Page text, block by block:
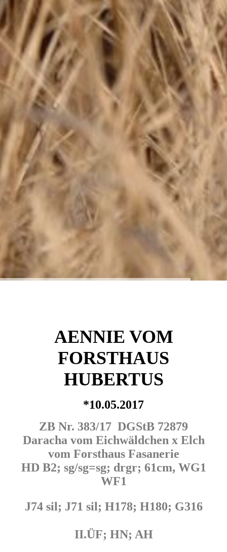
AENNIE VOM
FORSTHAUS
HUBERTUS
*10.05.2017
ZB Nr. 383/17 DGStB 72879
Daracha vom Eichwäldchen x Elch
vom Forsthaus Fasanerie
HD B2; sg/sg=sg; drgr; 61cm, WG1
WF1
J74 sil; J71 sil; H178; H180; G316
II.ÜF; HN; AH